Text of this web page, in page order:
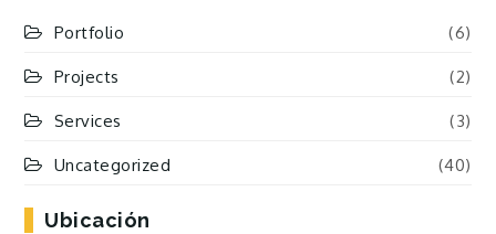
Portfolio (6)
Projects (2)
Services (3)
Uncategorized (40)
Ubicación